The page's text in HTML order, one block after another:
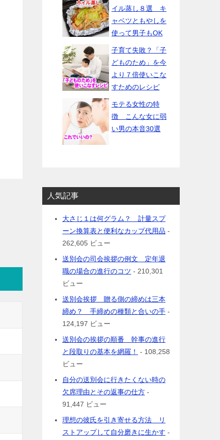
イル蒸し８選 キ
ャベツともやしを
使って男子もOK
子育て失敗？「子
どものため」を今
より７倍使いこな
すためのレシピ
モテる女性の特
徴 こんな女に弱
い男の本音30選
人気記事
大さじ１は何グラム？ 計量スプ
ーン換算表と便利なカップ代用品 -
262,605 ビュー
送別会の司会挨拶の例文 定年退
職の場合の進行のコツ - 210,301
ビュー
送別会挨拶 贈る側の締めは三本
締め？ 手締めの種類と合いの手 -
124,197 ビュー
送別会の挨拶の順番 幹事の進行
と段取りの基本を網羅！
- 108,258
ビュー
自分の送別会に行きたくない時の
欠席理由とその返事の仕方 -
91,447 ビュー
理想の彼氏を引き寄せる方法 リ
ストアップして自分磨きに生かす -